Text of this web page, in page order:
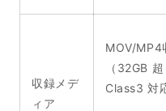
収録メデ
ィア
MOV/MP4
（32GB
Class3 対